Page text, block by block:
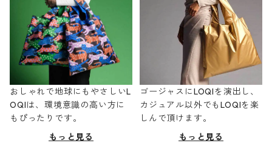
おしゃれで地球にもやさしいL
OQIは、環境意識の高い方に
もぴったりです。
もっと見る
ゴージャスにLOQIを演出し、
カジュアル以外でもLOQIを楽
しんで頂けます。
もっと見る